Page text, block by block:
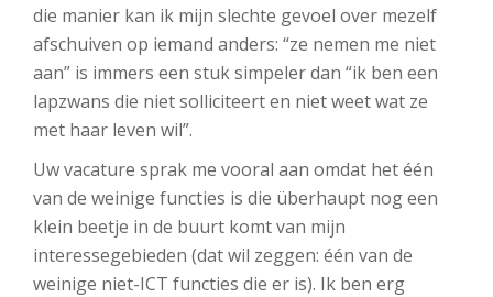
die manier kan ik mijn slechte gevoel over mezelf
afschuiven op iemand anders: “ze nemen me niet
aan” is immers een stuk simpeler dan “ik ben een
lapzwans die niet solliciteert en niet weet wat ze
met haar leven wil”.
Uw vacature sprak me vooral aan omdat het één
van de weinige functies is die überhaupt nog een
klein beetje in de buurt komt van mijn
interessegebieden (dat wil zeggen: één van de
weinige niet-ICT functies die er is). Ik ben erg